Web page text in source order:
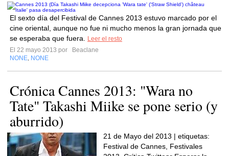
El sexto día del Festival de Cannes 2013 estuvo marcado por el
cine oriental, aunque no fue ni mucho menos la gran jornada que
se esperaba que fuera.
Leer el resto
El 22 mayo 2013 por
Beaclane
NONE NONE
Crónica Cannes 2013: "Wara no
Tate" Takashi Miike se pone serio (y
aburrido)
21 de Mayo del 2013 | etiquetas:
Festival de Cannes, Festivales